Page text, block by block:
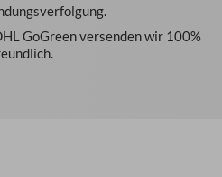
GoGreen versenden wir 100%